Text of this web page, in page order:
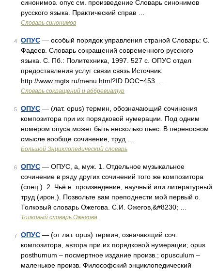
синонимов. опус см. произведение Словарь синонимов
русского языка. Практический справ …
Словарь синонимов
4 ОПУС — особый порядок управления страной Словарь: С.
Фадеев. Словарь сокращений современного русского
языка. С. Пб.: Политехника, 1997. 527 с. ОПУС отдел
предоставления услуг связи связь Источник:
http://www.mgts.ru/menu.html?ID DOC=453 …
Словарь сокращений и аббревиатур
5 ОПУС — (лат. opus) термин, обозначающий сочинения
композитора при их порядковой нумерации. Под одним
номером опуса может быть несколько пьес. В переносном
смысле вообще сочинение, труд …
Большой Энциклопедический словарь
6 ОПУС — ОПУС, а, муж. 1. Отдельное музыкальное
сочинение в ряду других сочинений того же композитора
(спец.). 2. Чьё н. произведение, научный или литературный
труд (ирон.). Позвольте вам преподнести мой первый о.
Толковый словарь Ожегова. С.И. Ожегов,&#8230; …
Толковый словарь Ожегова
7 ОПУС — (от лат. opus) термин, означающий соч.
композитора, автора при их порядковой нумерации; opus
posthumum – посмертное издание произв.; opusculum –
маленькое произв. Философский энциклопедический